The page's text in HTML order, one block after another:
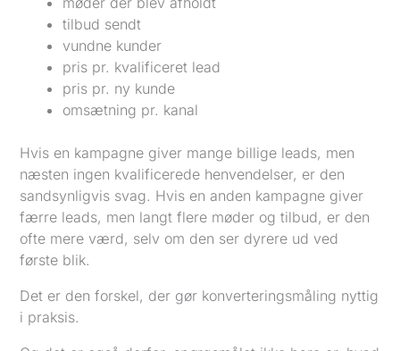
tilbud sendt
vundne kunder
pris pr. kvalificeret lead
pris pr. ny kunde
omsætning pr. kanal
Hvis en kampagne giver mange billige leads, men
næsten ingen kvalificerede henvendelser, er den
sandsynligvis svag. Hvis en anden kampagne giver
færre leads, men langt flere møder og tilbud, er den
ofte mere værd, selv om den ser dyrere ud ved
første blik.
Det er den forskel, der gør konverteringsmåling nyttig
i praksis.